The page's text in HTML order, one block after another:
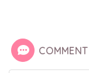
COMMENT